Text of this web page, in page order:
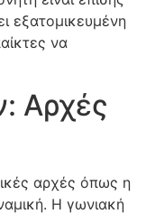
εξατομικευμένη
να
Αρχές
αρχές όπως η
Η γωνιακή